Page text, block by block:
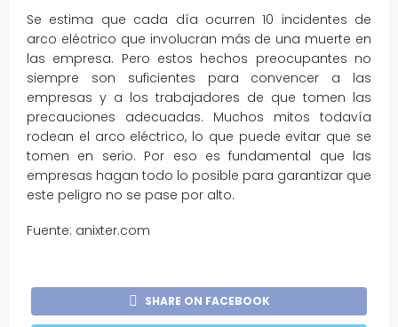
Se estima que cada día ocurren 10 incidentes de
arco eléctrico que involucran más de una muerte en
las empresa. Pero estos hechos preocupantes no
siempre son suficientes para convencer a las
empresas y a los trabajadores de que tomen las
precauciones adecuadas. Muchos mitos todavía
rodean el arco eléctrico, lo que puede evitar que se
tomen en serio. Por eso es fundamental que las
empresas hagan todo lo posible para garantizar que
este peligro no se pase por alto.
Fuente: anixter.com
SHARE ON FACEBOOK